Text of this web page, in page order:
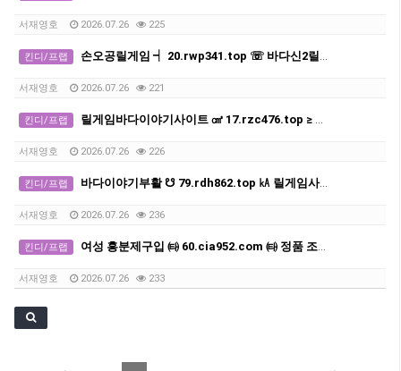
서재영호 2026.07.26 225
킨디/프랩 손오공릴게임 ┥ 20.rwp341.top ☏ 바다신2릴게임
서재영호 2026.07.26 221
킨디/프랩 릴게임바다이야기사이트 ㎤ 17.rzc476.top ≥ 릴게임바다이야기
서재영호 2026.07.26 226
킨디/프랩 바다이야기부활 ☋ 79.rdh862.top ㎄ 릴게임사이트
서재영호 2026.07.26 236
킨디/프랩 여성 흥분제구입 ㈙ 60.cia952.com ㈙ 정품 조루방지제판매
서재영호 2026.07.26 233